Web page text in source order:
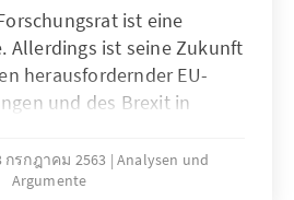
ist eine
Allerdings ist seine Zukunft
herausfordernder EU-
und des Brexit in
กรกฎาคม 2563
Analysen und
Argumente